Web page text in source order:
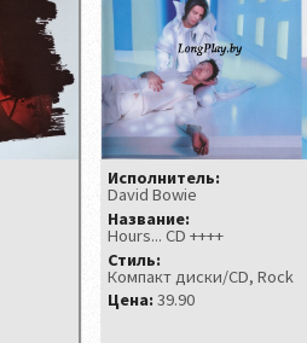
Исполнитель:
David Bowie
Название:
Hours... CD ++++
Стиль:
Компакт диски/CD, Rock
Цена: 39.90